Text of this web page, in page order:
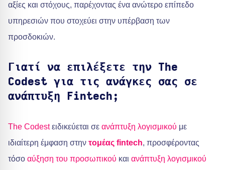
αξίες και στόχους, παρέχοντας ένα ανώτερο επίπεδο
υπηρεσιών που στοχεύει στην υπέρβαση των
προσδοκιών.
Γιατί να επιλέξετε την The
Codest για τις ανάγκες σας σε
ανάπτυξη Fintech;
The Codestειδικεύεται σε ανάπτυξη λογισμικού με
ιδιαίτερη έμφαση στην τομέας fintech, προσφέροντας
τόσο αύξηση του προσωπικού και ανάπτυξη λογισμικού